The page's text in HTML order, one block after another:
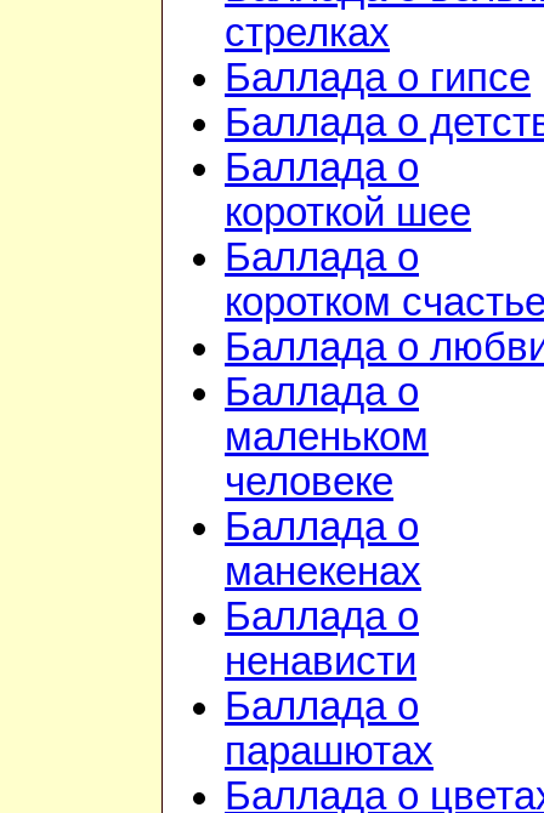
стрелках
Баллада о гипсе
Баллада о
Баллада о
короткой шее
Баллада о
коротком
Баллада о
Баллада о
маленьком
человеке
Баллада о
манекенах
Баллада о
ненависти
Баллада о
парашютах
Баллада о